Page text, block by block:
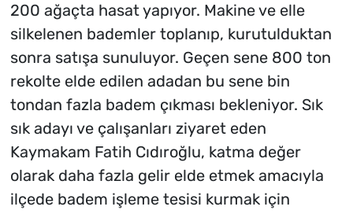
200 ağaçta hasat yapıyor. Makine ve elle
silkelenen bademler toplanıp, kurutulduktan
sonra satışa sunuluyor. Geçen sene 800 ton
rekolte elde edilen adadan bu sene bin
tondan fazla badem çıkması bekleniyor. Sık
sık adayı ve çalışanları ziyaret eden
Kaymakam Fatih Cıdıroğlu, katma değer
olarak daha fazla gelir elde etmek amacıyla
ilçede badem işleme tesisi kurmak için